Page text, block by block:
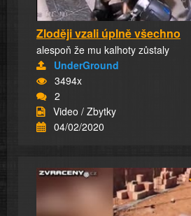
Zloději vzali úplně všechno
alespoň že mu kalhoty zůstaly
UnderGround
3494x
2
Video / Zbytky
04/02/2020